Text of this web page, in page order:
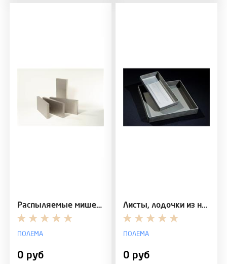
Распыляемые мишени и испаряемые катоды из никеля и…
ПОЛЕМА
0 руб
Листы, лодочки из никелевого сплава
ПОЛЕМА
0 руб